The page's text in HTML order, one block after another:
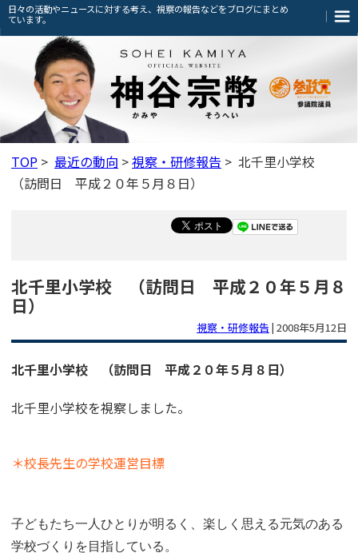
日々の活動やニュースに対する考え、視察の報告などをブログにまとめ
ています。
TOP > 最近の動向 >視察・研修報告 > 北千里小学校
（訪問日 平成２０年５月８日）
北千里小学校 （訪問日 平成２０年５月８
日）
視察・研修報告 | 2008年5月12日
北千里小学校 （訪問日 平成２０年５月８日）
北千里小学校を視察しました。
＊校長先生の学校運営目標
子どもたち一人ひとりが明るく、楽しく思える元気のある
学校づくりを目指している。